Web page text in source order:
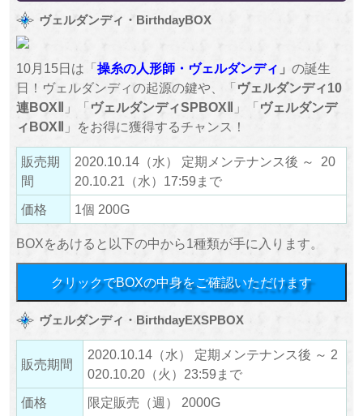
ヴェルダンディ・BirthdayBOX
10月15日は「 操糸の人形師・ヴェルダンディ 」 の誕生
日！ヴェルダンディの起源の鍵や、「 ヴェルダンディ10
連BOXⅡ
」「 ヴェルダンディSPBOXⅡ 」「 ヴェルダンデ
ィBOXⅡ
」をお得に獲得するチャンス！
販売期
間
2020.10.14（水） 定期メンテナンス後 ～ 20
20.10.21（水）17:59まで
価格
1個 200G
BOXをあけると以下の中から1種類が手に入ります。
クリックでBOXの中身をご確認いただけます
ヴェルダンディ・BirthdayEXSPBOX
販売期間
2020.10.14（水） 定期メンテナンス後 ～ 2
020.10.20（火）23:59まで
価格
限定販売（週） 2000G